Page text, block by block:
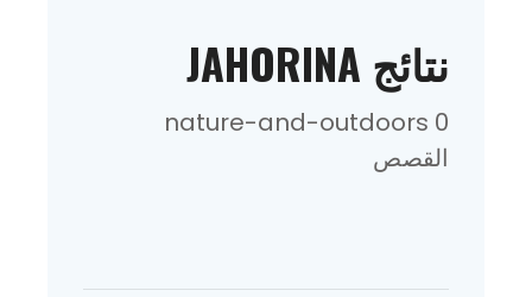
نتائج JAHORINA
0 nature-and-outdoors
القصص